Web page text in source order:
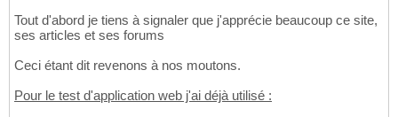
Tout d'abord je tiens à signaler que j'apprécie beaucoup ce site,
ses articles et ses forums
Ceci étant dit revenons à nos moutons.
Pour le test d'application web j'ai déjà utilisé :